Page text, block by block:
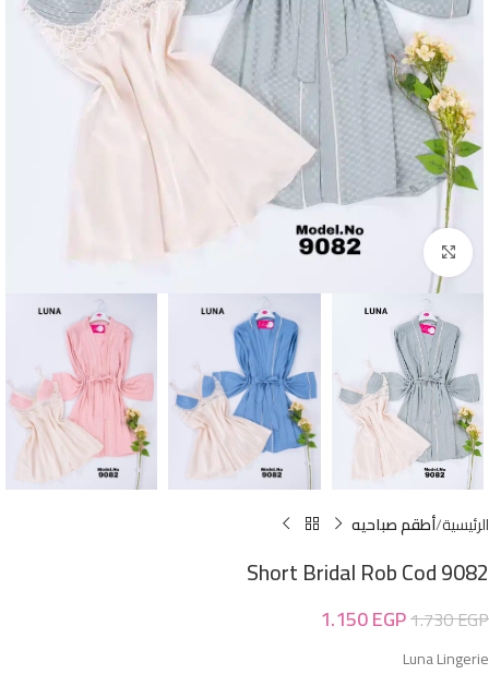
Click to enlarge
الرئيسية أطقم صباحيه
Short Bridal Rob Cod 9082
1.730EGP
1.150EGP
Luna Lingerie